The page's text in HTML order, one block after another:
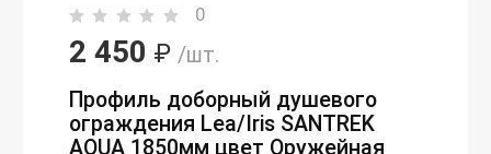
0
2 450 ₽ /шт.
Профиль доборный душевого
ограждения Lea/Iris SANTREK
AQUA 1850мм цвет Оружейная